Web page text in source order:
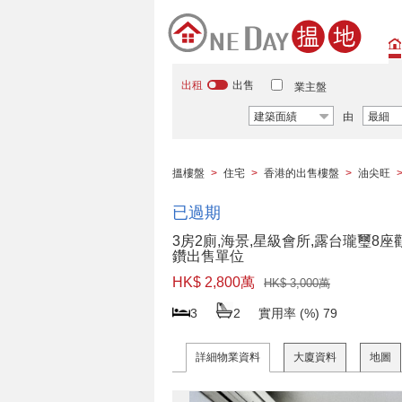
出租 出售 業主盤
建築面績 由 最細
搵樓盤 > 住宅 > 香港的出售樓盤 > 油尖旺 >
已過期
3房2廁,海景,星級會所,露台瓏璽8座
鑽出售單位
HK$ 2,800萬
HK$ 3,000萬
3 2 實用率 (%) 79
詳細物業資料 大廈資料 地圖